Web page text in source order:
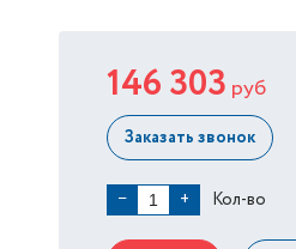
146 303 руб
Заказать звонок
− + Кол-во